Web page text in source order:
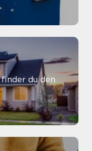
du den